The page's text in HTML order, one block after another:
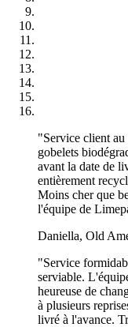
les plus basses du
carton personnalisés, à
minimale de 1000
carton à simple paroi
pouvez ainsi
peut-être même
papier à la saison ou
? Seule votre créativité
Contactez notre
conseils et de l'aide
impression.
Taille de
pour vos
formats, de sorte que
convient à vos
à simple paroi et à
variété de situations,
dégustation de vos
"Service client
gobelets
avant la date de
entièrement
Moins cher que
l'équipe de
Daniella, Old
"Service
serviable.
heureuse de
à plusieurs
livré à l'avance.